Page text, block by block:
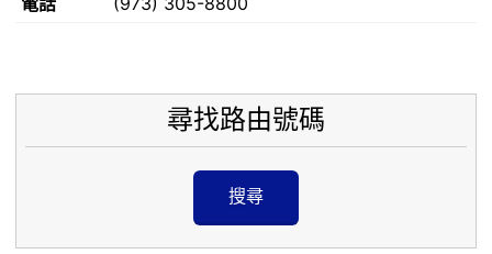
尋找路由號碼
搜尋